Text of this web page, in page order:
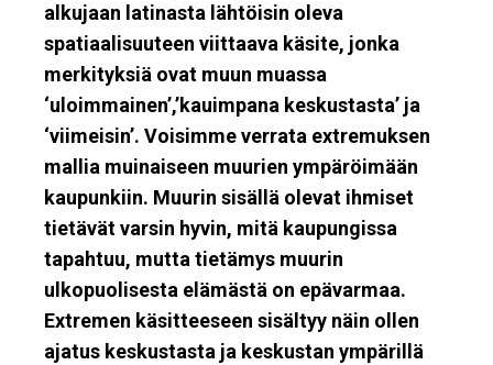
alkujaan latinasta lähtöisin oleva
spatiaalisuuteen viittaava käsite, jonka
merkityksiä ovat muun muassa
‘uloimmainen’,’kauimpana keskustasta’ ja
‘viimeisin’. Voisimme verrata extremuksen
mallia muinaiseen muurien ympäröimään
kaupunkiin. Muurin sisällä olevat ihmiset
tietävät varsin hyvin, mitä kaupungissa
tapahtuu, mutta tietämys muurin
ulkopuolisesta elämästä on epävarmaa.
Extremen käsitteeseen sisältyy näin ollen
ajatus keskustasta ja keskustan ympärillä